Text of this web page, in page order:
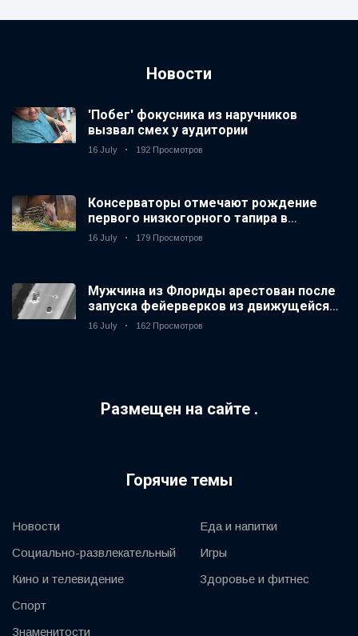
Новости
'Побег' фокусника из наручников
вызвал смех у аудитории
16 July 192 Просмотров
Консерваторы отмечают рождение
первого низкогорного тапира в
зоопарке Великобритании за 14 лет
16 July 179 Просмотров
Мужчина из Флориды арестован после
запуска фейерверков из движущейся
машины
16 July 162 Просмотров
Размещен на сайте .
Горячие темы
Новости
Социально-развлекательный
Кино и телевидение
Спорт
Знаменитости
Еда и напитки
Игры
Здоровье и фитнес